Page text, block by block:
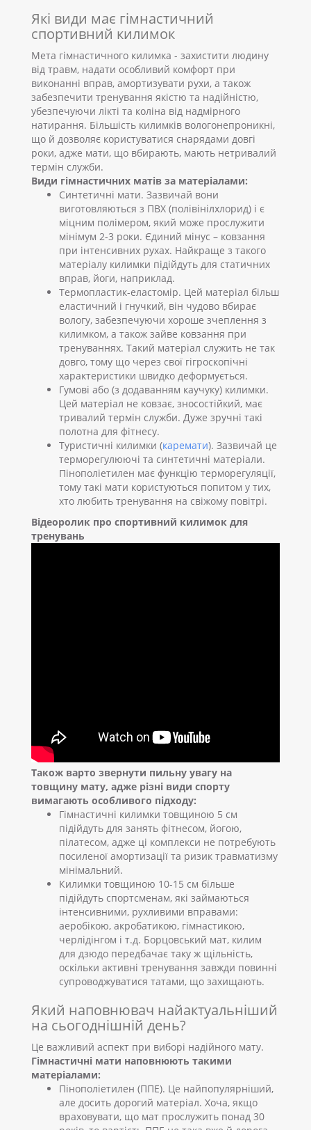
Які види має гімнастичний
спортивний килимок
Мета гімнастичного килимка - захистити людину
від травм, надати особливий комфорт при
виконанні вправ, амортизувати рухи, а також
забезпечити тренування якістю та надійністю,
убезпечуючи лікті та коліна від надмірного
натирання. Більшість килимків вологонепроникні,
що й дозволяє користуватися снарядами довгі
роки, адже мати, що вбирають, мають нетривалий
термін служби.
Види гімнастичних матів за матеріалами:
Синтетичні мати. Зазвичай вони
виготовляються з ПВХ (полівінілхлорид) і є
міцним полімером, який може прослужити
мінімум 2-3 роки. Єдиний мінус – ковзання
при інтенсивних рухах. Найкраще з такого
матеріалу килимки підійдуть для статичних
вправ, йоги, наприклад.
Термопластик-еластомір. Цей матеріал більш
еластичний і гнучкий, він чудово вбирає
вологу, забезпечуючи хороше зчеплення з
килимком, а також зайве ковзання при
тренуваннях. Такий матеріал служить не так
довго, тому що через свої гігроскопічні
характеристики швидко деформується.
Гумові або (з додаванням каучуку) килимки.
Цей матеріал не ковзає, зносостійкий, має
тривалий термін служби. Дуже зручні такі
полотна для фітнесу.
Туристичні килимки (каремати). Зазвичай це
терморегулюючі та синтетичні матеріали.
Пінополіетилен має функцію терморегуляції,
тому такі мати користуються попитом у тих,
хто любить тренування на свіжому повітрі.
Відеоролик про спортивний килимок для
тренувань
Також варто звернути пильну увагу на
товщину мату, адже різні види спорту
вимагають особливого підходу:
Гімнастичні килимки товщиною 5 см
підійдуть для занять фітнесом, йогою,
пілатесом, адже ці комплекси не потребують
посиленої амортизації та ризик травматизму
мінімальний.
Килимки товщиною 10-15 см більше
підійдуть спортсменам, які займаються
інтенсивними, рухливими вправами:
аеробікою, акробатикою, гімнастикою,
черлідінгом і т.д. Борцовський мат, килим
для дзюдо передбачає таку ж щільність,
оскільки активні тренування завжди повинні
супроводжуватися татами, що захищають.
Який наповнювач найактуальніший
на сьогоднішній день?
Це важливий аспект при виборі надійного мату.
Гімнастичні мати наповнюють такими
матеріалами:
Пінополіетилен (ППЕ). Це найпопулярніший,
але досить дорогий матеріал. Хоча, якщо
враховувати, що мат прослужить понад 30